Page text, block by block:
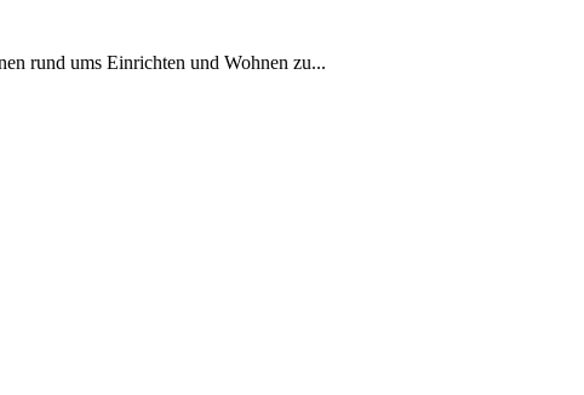
rund ums Einrichten und Wohnen zu...